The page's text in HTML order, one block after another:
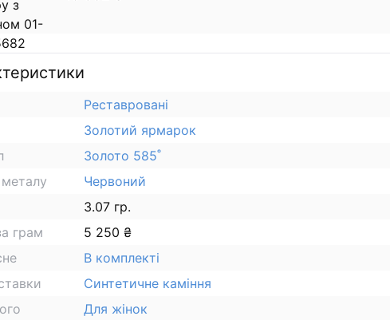
Реставровані
Золотий ярмарок
Золото 585˚
металу
Червоний
3.07 гр.
грам
5 250 ₴
В комплекті
Синтетичне каміння
Для жінок